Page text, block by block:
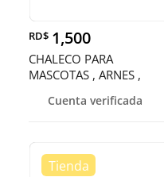
RD$ 1,500
CHALECO PARA
MASCOTAS , ARNES ,
Cuenta verificada